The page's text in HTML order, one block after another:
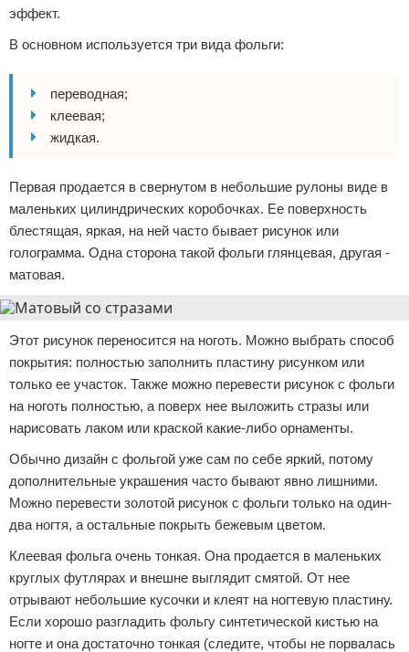
эффект.
В основном используется три вида фольги:
переводная;
клеевая;
жидкая.
Первая продается в свернутом в небольшие рулоны виде в
маленьких цилиндрических коробочках. Ее поверхность
блестящая, яркая, на ней часто бывает рисунок или
голограмма. Одна сторона такой фольги глянцевая, другая -
матовая.
Этот рисунок переносится на ноготь. Можно выбрать способ
покрытия: полностью заполнить пластину рисунком или
только ее участок. Также можно перевести рисунок с фольги
на ноготь полностью, а поверх нее выложить стразы или
нарисовать лаком или краской какие-либо орнаменты.
Обычно дизайн с фольгой уже сам по себе яркий, потому
дополнительные украшения часто бывают явно лишними.
Можно перевести золотой рисунок с фольги только на один-
два ногтя, а остальные покрыть бежевым цветом.
Клеевая фольга очень тонкая. Она продается в маленьких
круглых футлярах и внешне выглядит смятой. От нее
отрывают небольшие кусочки и клеят на ногтевую пластину.
Если хорошо разгладить фольгу синтетической кистью на
ногте и она достаточно тонкая (следите, чтобы не порвалась